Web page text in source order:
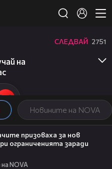
Новините на NOVA
СЛЕДВАЙ 2751
на
призоваха за нов
ограниченията заради
NOVA